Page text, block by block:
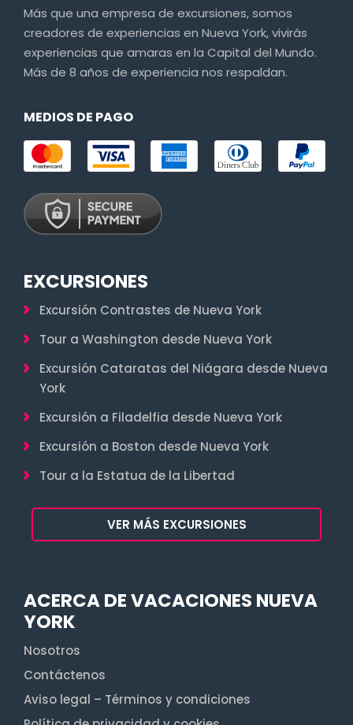
Más que una empresa de excursiones, somos
creadores de experiencias en Nueva York, vivirás
experiencias que amaras en la Capital del Mundo.
Más de 8 años de experiencia nos respaldan.
MEDIOS DE PAGO
EXCURSIONES
Excursión Contrastes de Nueva York
Tour a Washington desde Nueva York
Excursión Cataratas del Niágara desde Nueva
York
Excursión a Filadelfia desde Nueva York
Excursión a Boston desde Nueva York
Tour a la Estatua de la Libertad
VER MÁS EXCURSIONES
ACERCA DE VACACIONES NUEVA
YORK
Nosotros
Contáctenos
Aviso legal – Términos y condiciones